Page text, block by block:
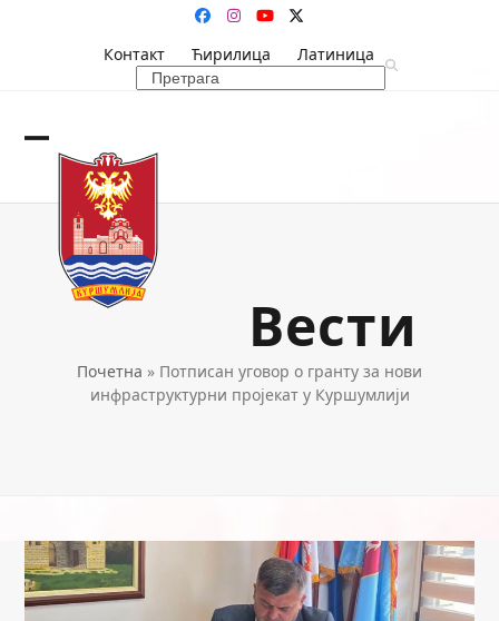
Facebook
Instagram
YouTubeTwitter
Контакт
Ћирилица
Латиница
Search
Open
mobile
menu
Close
mobile
menu
Вести
Почетна » Потписан уговор о гранту за нови
инфраструктурни пројекат у Куршумлији